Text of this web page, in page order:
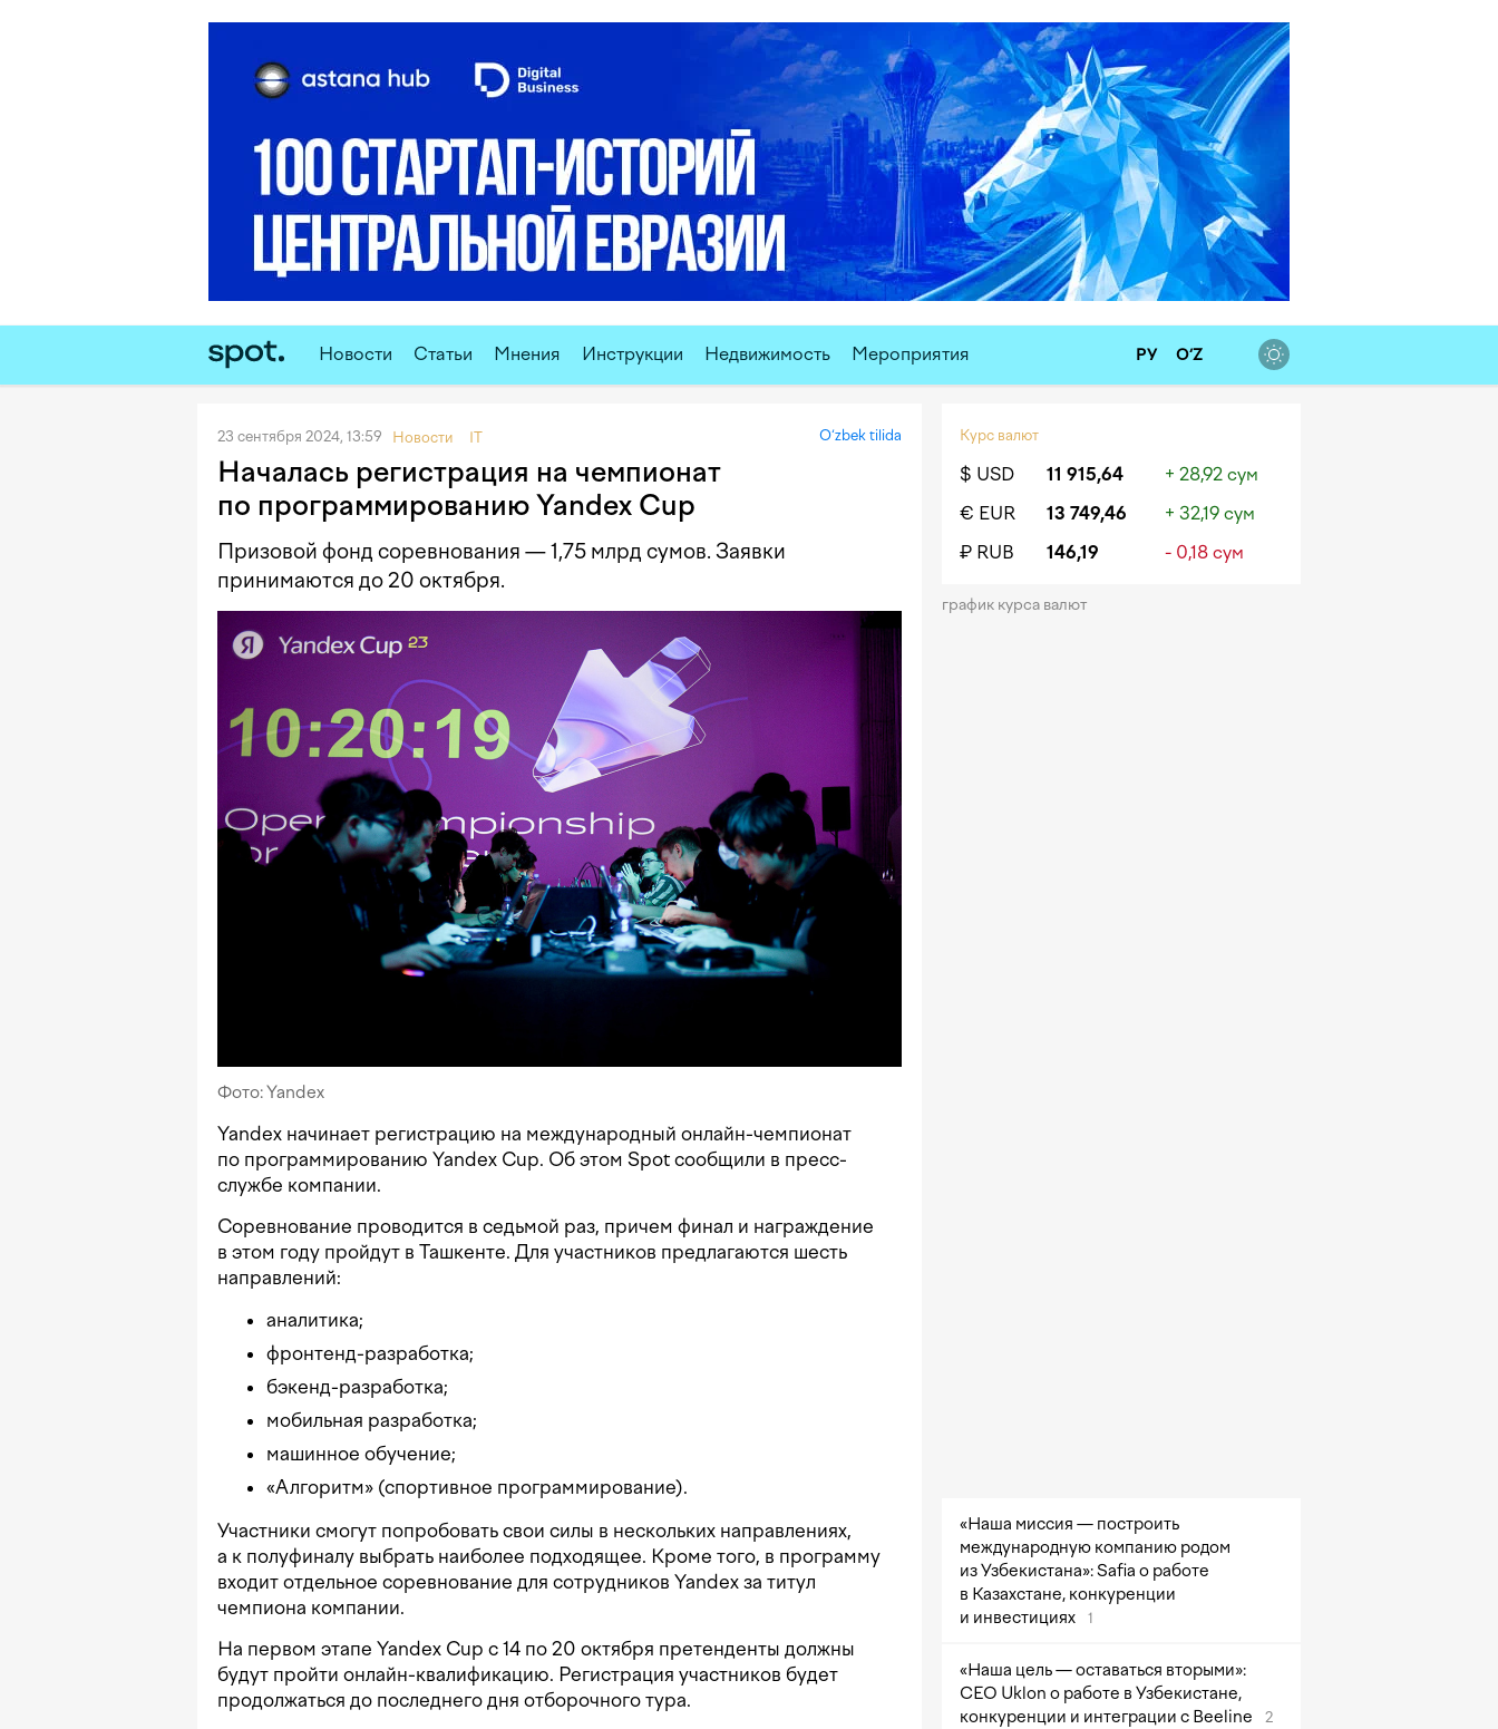
Новости Статьи Мнения Инструкции Недвижимость Мероприятия РУ O‘Z
23 сентября 2024, 13:59 Новости IT O‘zbek tilida
Началась регистрация на чемпионат
по программированию Yandex Cup
Призовой фонд соревнования — 1,75 млрд сумов. Заявки
принимаются до 20 октября.
Фото: Yandex
Yandex начинает регистрацию на международный онлайн-чемпионат
по программированию Yandex Cup. Об этом Spot сообщили в пресс-
службе компании.
Соревнование проводится в седьмой раз, причем финал и награждение
в этом году пройдут в Ташкенте. Для участников предлагаются шесть
направлений:
аналитика;
фронтенд-разработка;
бэкенд-разработка;
мобильная разработка;
машинное обучение;
«Алгоритм» (спортивное программирование).
Участники смогут попробовать свои силы в нескольких направлениях,
а к полуфиналу выбрать наиболее подходящее. Кроме того, в программу
входит отдельное соревнование для сотрудников Yandex за титул
чемпиона компании.
На первом этапе Yandex Cup с 14 по 20 октября претенденты должны
будут пройти онлайн-квалификацию. Регистрация участников будет
продолжаться до последнего дня отборочного тура.
Курс валют
$ USD 11 915,64
+ 28,92 сум
€ EUR
13 749,46
+ 32,19 сум
₽ RUB
146,19 - 0,18 сум
график курса валют
«Наша миссия — построить
международную компанию родом
из Узбекистана»: Safia о работе
в Казахстане, конкуренции
и инвестициях
1
«Наша цель — оставаться вторыми»:
CEO Uklon о работе в Узбекистане,
конкуренции и интеграции с Beeline
2